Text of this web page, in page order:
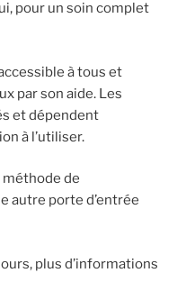
pour un soin complet
à tous et
par son aide. Les
et dépendent
à l’utiliser.
de
autre porte d’entrée
plus d’informations